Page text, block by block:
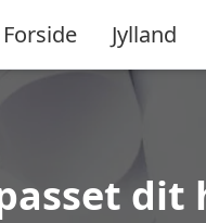
Forside Jylland
dit